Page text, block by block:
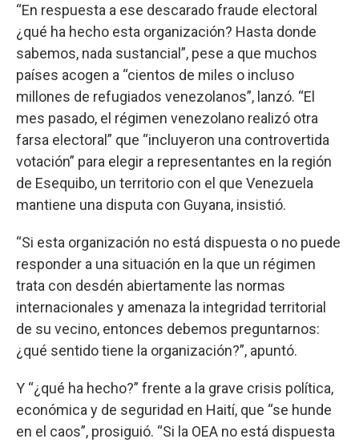
“En respuesta a ese descarado fraude electoral
¿qué ha hecho esta organización? Hasta donde
sabemos, nada sustancial”, pese a que muchos
países acogen a “cientos de miles o incluso
millones de refugiados venezolanos”, lanzó. “El
mes pasado, el régimen venezolano realizó otra
farsa electoral” que “incluyeron una controvertida
votación” para elegir a representantes en la región
de Esequibo, un territorio con el que Venezuela
mantiene una disputa con Guyana, insistió.
“Si esta organización no está dispuesta o no puede
responder a una situación en la que un régimen
trata con desdén abiertamente las normas
internacionales y amenaza la integridad territorial
de su vecino, entonces debemos preguntarnos:
¿qué sentido tiene la organización?”, apuntó.
Y “¿qué ha hecho?” frente a la grave crisis política,
económica y de seguridad en Haití, que “se hunde
en el caos”, prosiguió. “Si la OEA no está dispuesta